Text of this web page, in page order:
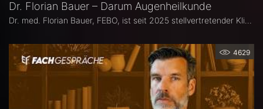
Dr. Florian Bauer – Darum Augenheilkunde
4629